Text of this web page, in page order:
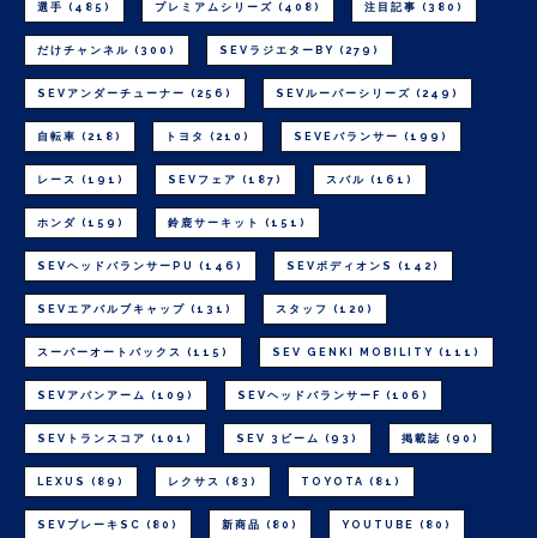
選手 (485) プレミアムシリーズ (408) 注目記事 (380)
だけチャンネル (300) SEVラジエターBY (279)
SEVアンダーチューナー (256) SEVルーパーシリーズ (249)
自転車 (218) トヨタ (210) SEVEバランサー (199)
レース (191) SEVフェア (187) スバル (161)
ホンダ (159) 鈴鹿サーキット (151)
SEVヘッドバランサーPU (146) SEVボディオンS (142)
SEVエアバルブキャップ (131) スタッフ (120)
スーパーオートバックス (115) SEV GENKI MOBILITY (111)
SEVアバンアーム (109) SEVヘッドバランサーF (106)
SEVトランスコア (101) SEV 3ビーム (93) 掲載誌 (90)
LEXUS (89) レクサス (83) TOYOTA (81)
SEVブレーキSC (80) 新商品 (80) YOUTUBE (80)